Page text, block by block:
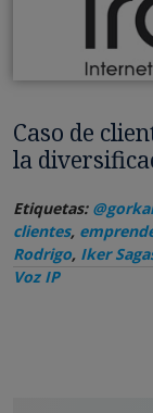
Caso de
la
Etiquetas:
clientes,
Rodrigo, Iker
Voz IP